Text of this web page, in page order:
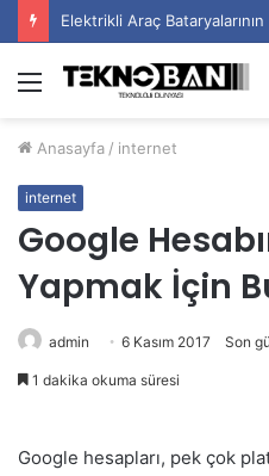
Elektrikli Araç Bataryalarının
Menü
Anasayfa / internet
internet
Google
Yapmak İçin
admin 6 Kasım 2017 Son
1 dakika okuma süresi
Google hesapları, pek çok